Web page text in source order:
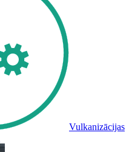
Vulkanizācijas